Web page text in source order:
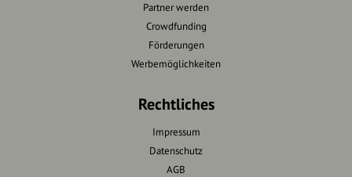
Partner werden
Crowdfunding
Förderungen
Werbemöglichkeiten
Rechtliches
Impressum
Datenschutz
AGB